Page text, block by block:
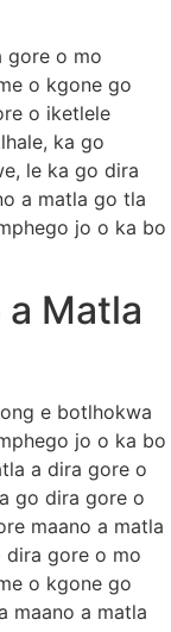
gore o mo
o kgone go
o iketlele
ka go
le ka go dira
a matla go tla
jo o ka bo
Matla
e botlhokwa
jo o ka bo
a dira gore o
go dira gore o
maano a matla
dira gore o mo
o kgone go
maano a matla